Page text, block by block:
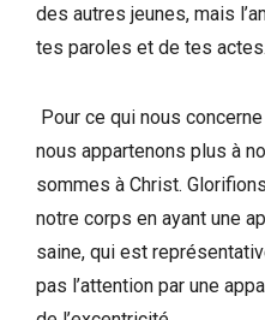
des autres jeunes, mais
tes paroles et de tes actes.
Pour ce qui nous
nous appartenons plus à
sommes à Christ.
notre corps en ayant une
saine, qui est
pas l’attention par une